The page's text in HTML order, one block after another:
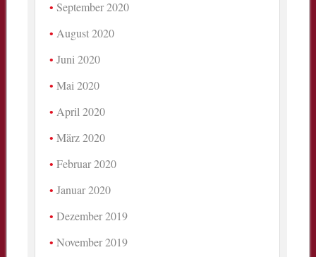
September 2020
August 2020
Juni 2020
Mai 2020
April 2020
März 2020
Februar 2020
Januar 2020
Dezember 2019
November 2019